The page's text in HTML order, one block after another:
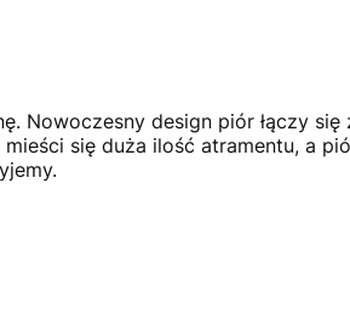
Nowoczesny design piór łączy się
mieści się duża ilość atramentu, a